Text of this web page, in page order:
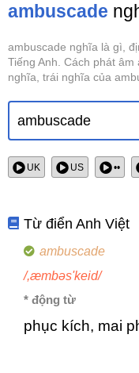
ambuscade
ambuscade nghĩa là gì,
Tiếng Anh. Cách phát
nghĩa, trái nghĩa của
UK US ••
Từ điển Anh Việt
ambuscade
/,æmbəs'keid/
* động từ
phục kích, mai